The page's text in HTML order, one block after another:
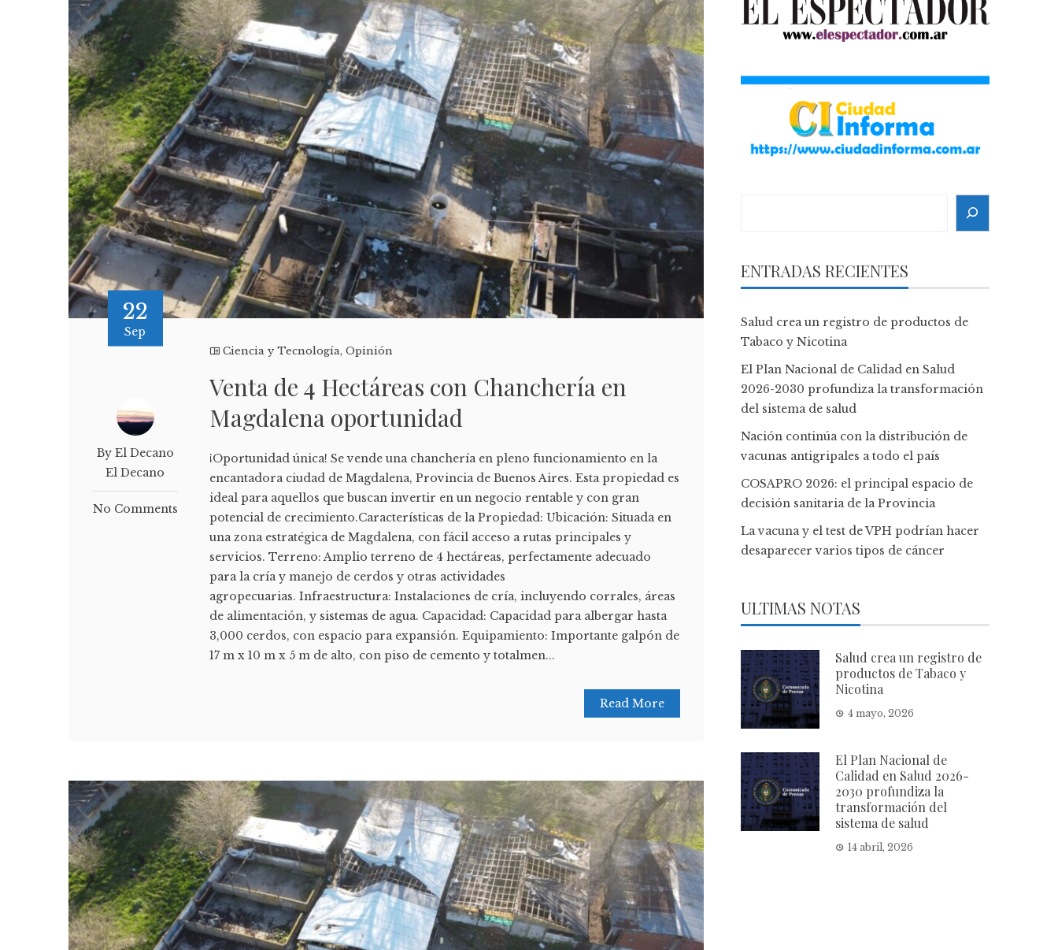
22
Sep
By El Decano
El Decano
No Comments
Ciencia y Tecnología,Opinión
Venta de 4 Hectáreas con Chanchería en
Magdalena oportunidad
¡Oportunidad única! Se vende una chanchería en pleno funcionamiento en la
encantadora ciudad de Magdalena, Provincia de Buenos Aires. Esta propiedad es
ideal para aquellos que buscan invertir en un negocio rentable y con gran
potencial de crecimiento.Características de la Propiedad: Ubicación: Situada en
una zona estratégica de Magdalena, con fácil acceso a rutas principales y
servicios. Terreno: Amplio terreno de 4 hectáreas, perfectamente adecuado
para la cría y manejo de cerdos y otras actividades
agropecuarias. Infraestructura: Instalaciones de cría, incluyendo corrales, áreas
de alimentación, y sistemas de agua. Capacidad: Capacidad para albergar hasta
3,000 cerdos, con espacio para expansión. Equipamiento: Importante galpón de
17 m x 10 m x 5 m de alto, con piso de cemento y totalmen...
Read More
ENTRADAS RECIENTES
Salud crea un registro de productos de
Tabaco y Nicotina
El Plan Nacional de Calidad en Salud
2026-2030 profundiza la transformación
del sistema de salud
Nación continúa con la distribución de
vacunas antigripales a todo el país
COSAPRO 2026: el principal espacio de
decisión sanitaria de la Provincia
La vacuna y el test de VPH podrían hacer
desaparecer varios tipos de cáncer
ULTIMAS NOTAS
Salud crea un registro de
productos de Tabaco y
Nicotina
4 mayo, 2026
El Plan Nacional de
Calidad en Salud 2026-
2030 profundiza la
transformación del
sistema de salud
14 abril, 2026